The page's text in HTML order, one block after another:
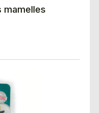
mamelles